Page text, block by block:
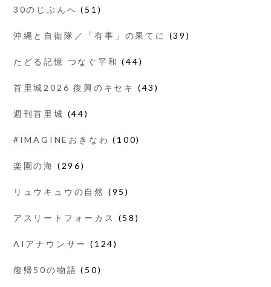
30のじぶんへ (51)
沖縄と自衛隊／「有事」の果てに (39)
たどる記憶 つなぐ平和 (44)
首里城2026 復興のキセキ (43)
週刊首里城 (44)
#IMAGINEおきなわ (100)
楽園の海 (296)
リュウキュウの自然 (95)
アスリートフォーカス (58)
AIアナウンサー (124)
復帰50の物語 (50)